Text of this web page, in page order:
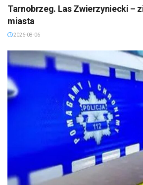
Tarnobrzeg. Las Zwierzyniecki –
miasta
2026-08-06